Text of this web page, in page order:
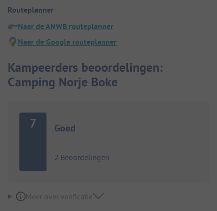
Routeplanner
Naar de ANWB routeplanner
Naar de Google routeplanner
Kampeerders beoordelingen:
Camping Norje Boke
7 Goed
2 Beoordelingen
Meer over verificatie